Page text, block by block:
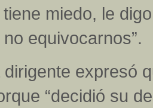
miedo, le
equivocarnos”.
dirigente expresó
“decidió su